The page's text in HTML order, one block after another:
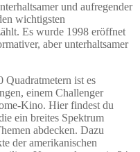
und aufregender
wichtigsten
Es wurde 1998 eröffnet
aber unterhaltsamer
Quadratmetern ist es
einem Challenger
Kino. Hier findest du
ein breites Spektrum
abdecken. Dazu
der amerikanischen